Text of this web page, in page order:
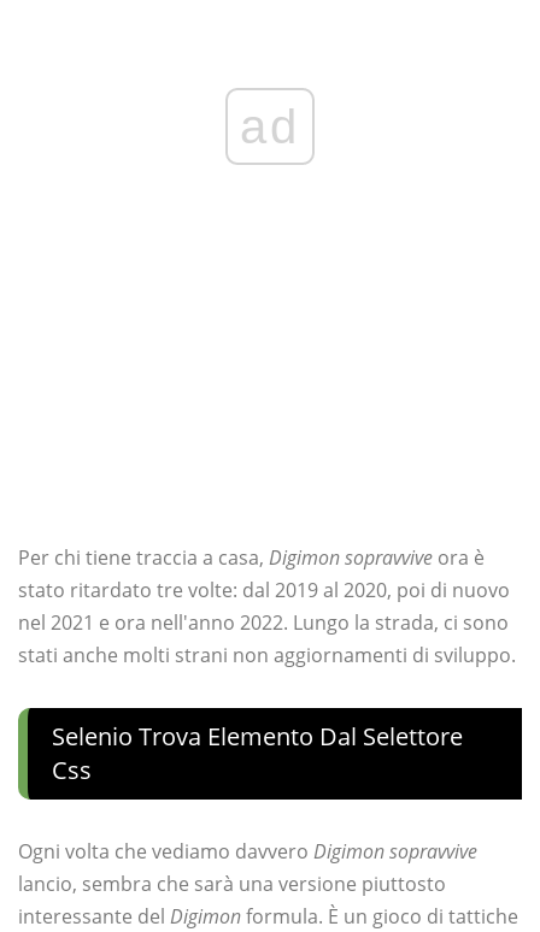
ad
Per chi tiene traccia a casa, Digimon sopravvive ora è
stato ritardato tre volte: dal 2019 al 2020, poi di nuovo
nel 2021 e ora nell'anno 2022. Lungo la strada, ci sono
stati anche molti strani non aggiornamenti di sviluppo.
Selenio Trova Elemento Dal Selettore
Css
Ogni volta che vediamo davvero Digimon sopravvive
lancio, sembra che sarà una versione piuttosto
interessante del Digimonformula. È un gioco di tattiche